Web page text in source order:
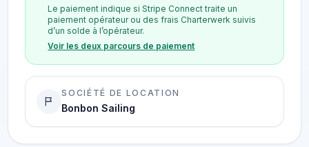
Le paiement indique si Stripe Connect traite un
paiement opérateur ou des frais Charterwerk suivis
d’un solde à l’opérateur.
Voir les deux parcours de paiement
SOCIÉTÉ DE LOCATION
Bonbon Sailing